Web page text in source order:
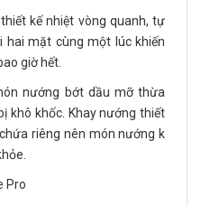
kế nhiệt vòng quanh, tự
hai mặt cùng một lúc khiến
giờ hết.
nướng bớt dầu mỡ thừa
khô khốc. Khay nướng thiết
riêng nên món nướng k
Pro